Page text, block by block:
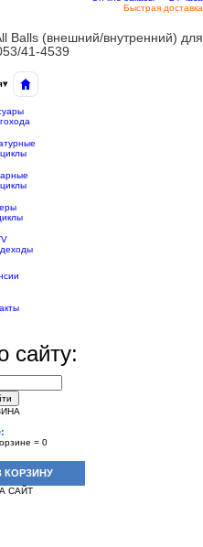
Быстрая доставка
Balls (внешний/внутренний) для
41-4539
▾
сайту:
= 0
КОРЗИНУ
САЙТ